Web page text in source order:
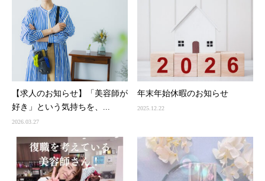
【求人のお知らせ】「美容師が
好き」という気持ちを、...
2026.03.27
年末年始休暇のお知らせ
2025.12.22